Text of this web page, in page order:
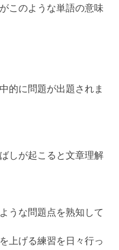
このような単語の意味
的に問題が出題されま
しが起こると文章理解
うな問題点を熟知して
上げる練習を日々行っ